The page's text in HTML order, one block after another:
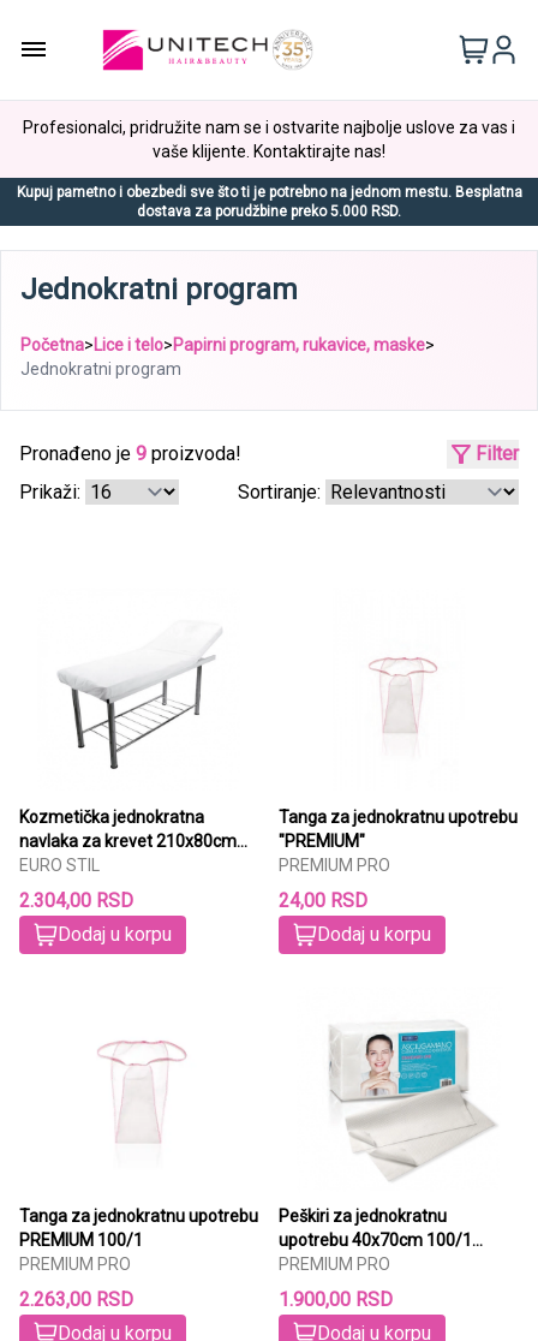
Profesionalci, pridružite nam se i ostvarite najbolje uslove za vas i
vaše klijente. Kontaktirajte nas!
Kupuj pametno i obezbedi sve što ti je potrebno na jednom mestu. Besplatna
dostava za porudžbine preko 5.000 RSD.
Jednokratni program
Početna>Lice i telo>Papirni program, rukavice, maske>
Jednokratni program
Pronađeno je 9 proizvoda!
Filter
Prikaži:
Sortiranje:
Kozmetička jednokratna
navlaka za krevet 210x80cm
10/1 7308
EURO STIL
2.304,00 RSD
Dodaj u korpu
Tanga za jednokratnu upotrebu
"PREMIUM"
PREMIUM PRO
24,00 RSD
Dodaj u korpu
Tanga za jednokratnu upotrebu
PREMIUM 100/1
PREMIUM PRO
2.263,00 RSD
Dodaj u korpu
Peškiri za jednokratnu
upotrebu 40x70cm 100/1
PREMIUM
PREMIUM PRO
1.900,00 RSD
Dodaj u korpu